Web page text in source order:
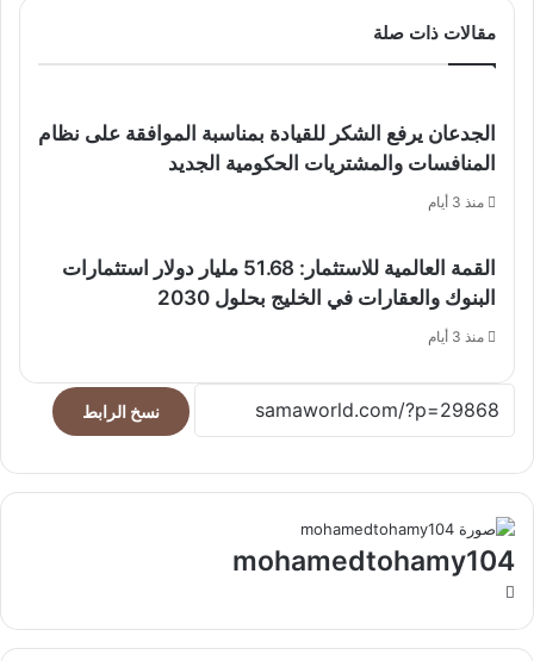
مقالات ذات صلة
الجدعان يرفع الشكر للقيادة بمناسبة الموافقة على نظام
المنافسات والمشتريات الحكومية الجديد
منذ 3 أيام
القمة العالمية للاستثمار: 51.68 مليار دولار استثمارات
البنوك والعقارات في الخليج بحلول 2030
منذ 3 أيام
نسخ الرابط
mohamedtohamy104